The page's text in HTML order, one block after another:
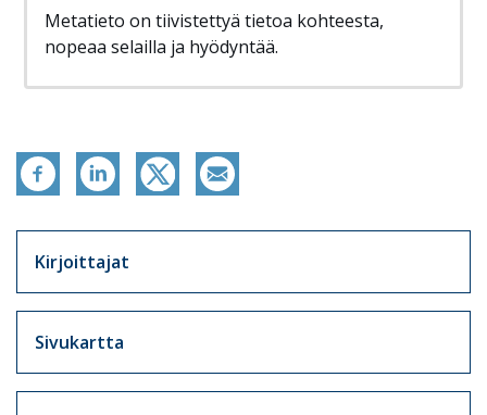
Metatieto on tiivistettyä tietoa kohteesta,
nopeaa selailla ja hyödyntää.
Kirjoittajat
Sivukartta